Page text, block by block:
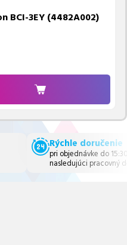
BCI-3EY (4482A002)
Rýchle doručenie
pri objednávke do
nasledujúci pracovný